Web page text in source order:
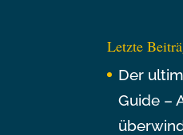
Letzte
Der
Guide –